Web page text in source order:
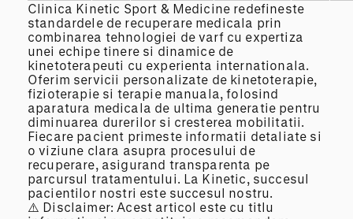
Clinica Kinetic Sport & Medicine redefineste
standardele de recuperare medicala prin
combinarea tehnologiei de varf cu expertiza
unei echipe tinere si dinamice de
kinetoterapeuti cu experienta internationala.
Oferim servicii personalizate de kinetoterapie,
fizioterapie si terapie manuala, folosind
aparatura medicala de ultima generatie pentru
diminuarea durerilor si cresterea mobilitatii.
Fiecare pacient primeste informatii detaliate si
o viziune clara asupra procesului de
recuperare, asigurand transparenta pe
parcursul tratamentului. La Kinetic, succesul
pacientilor nostri este succesul nostru.
⚠️ Disclaimer: Acest articol este cu titlu